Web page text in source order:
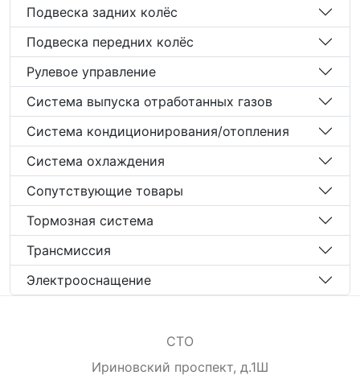
Подвеска задних колёс
Подвеска передних колёс
Рулевое управление
Система выпуска отработанных газов
Система кондиционирования/отопления
Система охлаждения
Сопутствующие товары
Тормозная система
Трансмиссия
Электрооснащение
СТО
Ириновский проспект, д.1Ш